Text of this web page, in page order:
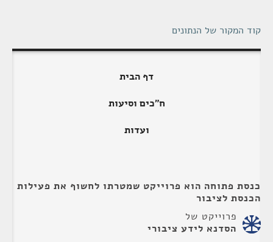
קוד המקור של הנתונים
דף הבית
ח"כים וסיעות
ועדות
כנסת פתוחה הוא פרוייקט שמטרתו לחשוף את פעילות
הכנסת לציבור
פרוייקט של
הסדנא לידע ציבורי